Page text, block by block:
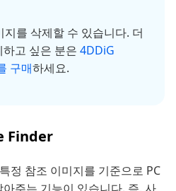
를 삭제할 수 있습니다. 더
고 싶은 분은 4DDiG
구매하세요.
Finder
정 참조 이미지를 기준으로 PC